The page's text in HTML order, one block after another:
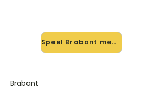
Speel Brabant mee →
Brabant